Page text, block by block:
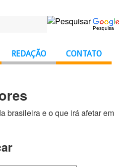
Pesquisa
REDAÇÃO CONTATO
brasileira e o que irá afetar em